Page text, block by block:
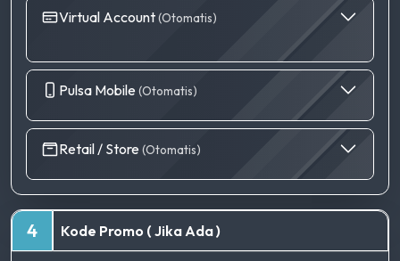
Virtual Account(Otomatis)
Pulsa Mobile (Otomatis)
Retail / Store (Otomatis)
4 Kode Promo ( Jika Ada )